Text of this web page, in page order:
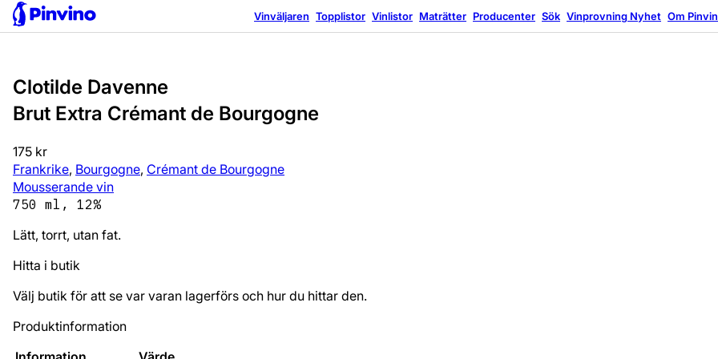
Vinväljaren Topplistor Vinlistor Maträtter Producenter Sök Vinprovning Nyhet Om
Bra val
Clotilde Davenne
Brut Extra Crémant de Bourgogne
175 kr
Frankrike, Bourgogne, Crémant de Bourgogne
Mousserande vin
750 ml, 12%
Lätt, torrt, utan fat.
Hitta i butik
Välj butik för att se var varan lagerförs och hur du hittar den.
Produktinformation